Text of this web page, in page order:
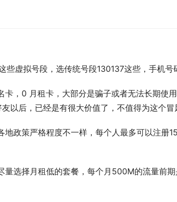
些虚拟号段，选传统号段130137这些，手机号
卡，0 月租卡，大部分是骗子或者无法长期使
以后，已经是有很大价值了，不值得为这个冒
地政策严格程度不一样，每个人最多可以注册
量选择月租低的套餐，每个月500M的流量前